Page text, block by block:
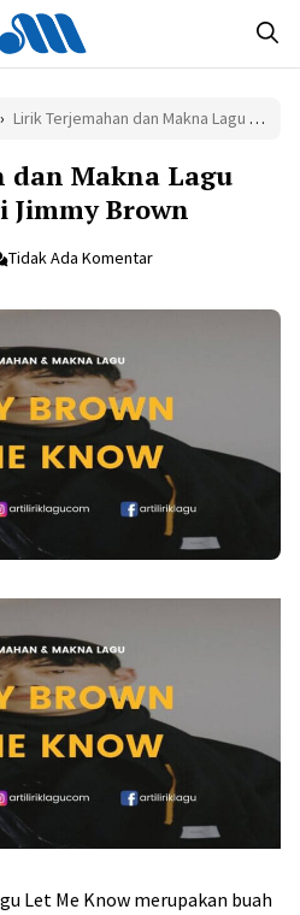
› Lirik Terjemahan dan Makna Lagu Let Me Know dari Jimmy Brown
Makna Lagu
Jimmy Brown
Tidak Ada Komentar
Let Me Know merupakan buah